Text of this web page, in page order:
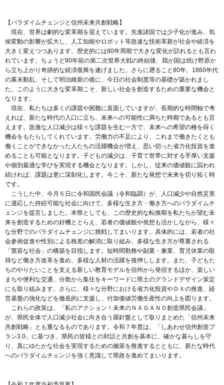
【パラダイムチェンジと信州未来共創戦略】
現在、世界は劇的な変革期を迎えています。先進諸国では少子化が進み、気
候変動の影響が拡大し、人工知能やロボット等急速な技術革新が社会や経済を
大きく変えつつあります。歴史的には80年周期で大きな変化が訪れるとも言わ
れています。ちょうど80年前の第二次世界大戦の終結後、我が国は焼け野原か
ら立ち上がり奇跡的な経済復興を遂げました。さらに遡ること80年、1860年代
の幕末動乱、そして明治維新の後に、今日の社会制度等の基礎が築かれまし
た。このように大きな変革期こそ、新しい社会を創造するための重要な機会と
なります。
現在、私たちは多くの課題や困難に直面していますが、長期的な時間軸で考
えれば、新たな時代の入口に立ち、未来への可能性に満ちた時期であるとも言
えます。急激な人口減少は様々な課題を生む一方で、未来への希望の種を蒔く
機会をもたらしてくれています。労働力の不足により、これまで働きたくとも
働くことができなかった人たちの活躍機会が増え、思い切った省力化投資を進
めることも可能となります。子どもの減少は、子育て世帯に対する手厚い支援
や個別最適な学びを実現する機会となります。しかし、従来の価値観に囚われ
続ければ、課題は更に深刻化します。今こそ、新たな発想で未来を切り拓く時
です。
こうした中、今月５日に令和国民会議（令和臨調）が、人口減少や自然災害
に適応した持続可能な社会に向けて、多様な生き方・働き方へのパラダイムチ
ェンジを提言しました。本県としても、この歴史的な転換期を私たちが望む未
来を創造するための好機ととらえ、若者の価値観や発想も活かしながら、様々
な分野でのパラダイムチェンジに挑戦してまいります。具体的には、若者の社
会参画促進や性別による格差の解消に取り組み、多様な生き方が尊重される
「寛容な社会」の構築を目指します。短時間勤務や副業・兼業、育児休業の取
得など働き方改革を進め、多様な人材の活躍を後押しします。また、子どもた
ちのやりたいことを支える新しい教育モデルを信州から発信するほか、楽しい
まちや便利な交通、分散から集住をキーワードに県土のグランドデザイン策定
にも取り組みます。さらに、様々な分野における省力化投資やＤＸの推進、経
営基盤の強化などを徹底的に支援し、付加価値労働生産性の向上を図ります。
これらの政策は、「私のアクション！未来のＮＡＧＡＮＯ創造県民会議」
が、県民全体で人口減少社会に向き合う羅針盤として取りまとめた「信州未来
共創戦略」とも重なるものであります。令和７年度は、「しあわせ信州創造プ
ラン3.0」に基づき、県民の皆様との対話と共創を基本に、確かな暮らしを守
り、真にゆたかな社会を実現するための施策を推進するとともに、新たな時代
へのパラダイムチェンジを強く意識して県政を進めてまいります。